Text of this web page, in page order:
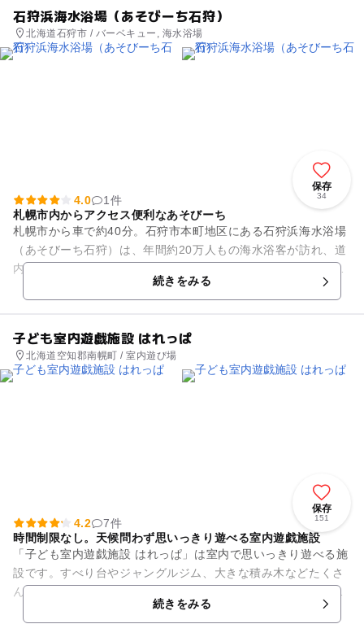
石狩浜海水浴場（あそびーち石狩）
北海道石狩市 / バーベキュー, 海水浴場
保存
34
4.0
1件
札幌市内からアクセス便利なあそびーち
札幌市から車で約40分。石狩市本町地区にある石狩浜海水浴場
（あそびーち石狩）は、年間約20万人もの海水浴客が訪れ、道
内１位の人気を誇る海水浴場です。 約800ｍにもおよぶ海岸線
続きをみる
子ども室内遊戯施設 はれっぱ
北海道空知郡南幌町 / 室内遊び場
保存
151
4.2
7件
時間制限なし。天候問わず思いっきり遊べる室内遊戯施設
「子ども室内遊戯施設 はれっぱ」は室内で思いっきり遊べる施
設です。すべり台やジャングルジム、大きな積み木などたくさ
んの遊具を設置。自由に弾けるピアノ、授乳室、おむつ交換台
などの設備も整っているの...続きをみる